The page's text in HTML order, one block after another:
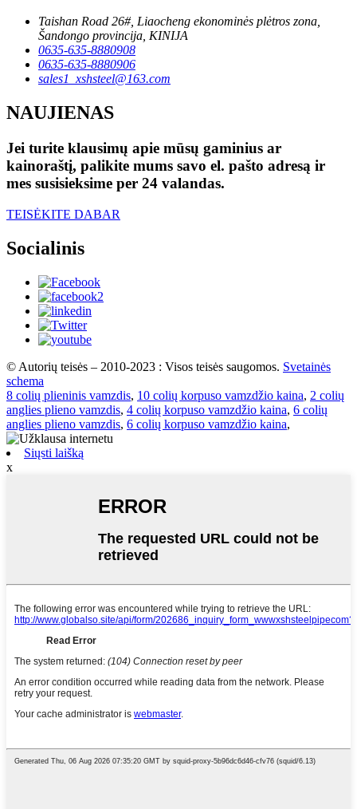
Taishan Road 26#, Liaocheng ekonominės plėtros zona,
Šandongo provincija, KINIJA
0635-635-8880908
0635-635-8880906
sales1_xshsteel@163.com
NAUJIENAS
Jei turite klausimų apie mūsų gaminius ar
kainoraštį, palikite mums savo el. pašto adresą ir
mes susisieksime per 24 valandas.
TEISĖKITE DABAR
Socialinis
© Autorių teisės – 2010-2023 : Visos teisės saugomos. Svetainės
schema
8 colių plieninis vamzdis, 10 colių korpuso vamzdžio kaina, 2 colių
anglies plieno vamzdis, 4 colių korpuso vamzdžio kaina, 6 colių
anglies plieno vamzdis, 6 colių korpuso vamzdžio kaina,
Siųsti laišką
x